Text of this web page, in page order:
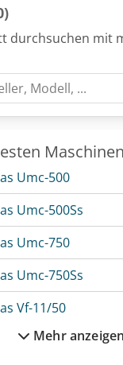
durchsuchen mit
Umc-500
Umc-500Ss
Umc-750
Umc-750Ss
Vf-11/50
Vf-5/40
Mehr anzeigen